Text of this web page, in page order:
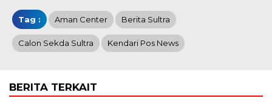
Tag : Aman Center Berita Sultra
Calon Sekda Sultra Kendari Pos News
BERITA TERKAIT